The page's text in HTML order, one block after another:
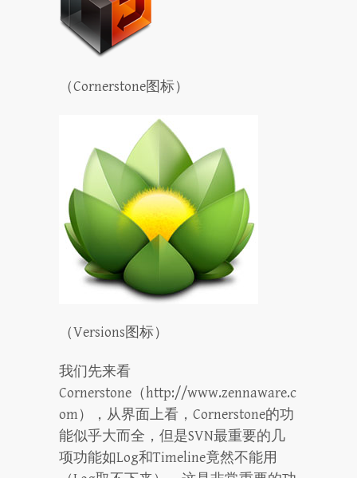
（Cornerstone图标）
（Versions图标）
我们先来看
Cornerstone（http://www.zennaware.c
om），从界面上看，Cornerstone的功
能似乎大而全，但是SVN最重要的几
项功能如Log和Timeline竟然不能用